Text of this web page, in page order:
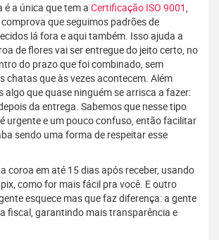
a única que tem a Certificação ISO 9001,
que seguimos padrões de
lá fora e aqui também. Isso ajuda a
de flores vai ser entregue do jeito certo, no
do prazo que foi combinado, sem
chatas que às vezes acontecem. Além
algo que quase ninguém se arrisca a fazer:
da entrega. Sabemos que nesse tipo
urgente e um pouco confuso, então facilitar
sendo uma forma de respeitar esse
coroa em até 15 dias após receber, usando
como for mais fácil pra você. E outro
esquece mas que faz diferença: a gente
fiscal, garantindo mais transparência e